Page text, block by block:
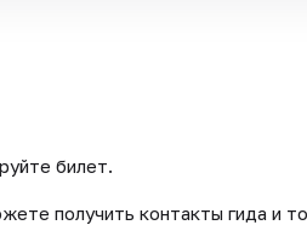
билет.
получить контакты гида и